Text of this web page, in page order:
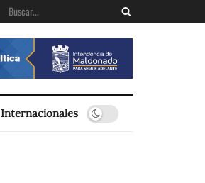
Internacionales